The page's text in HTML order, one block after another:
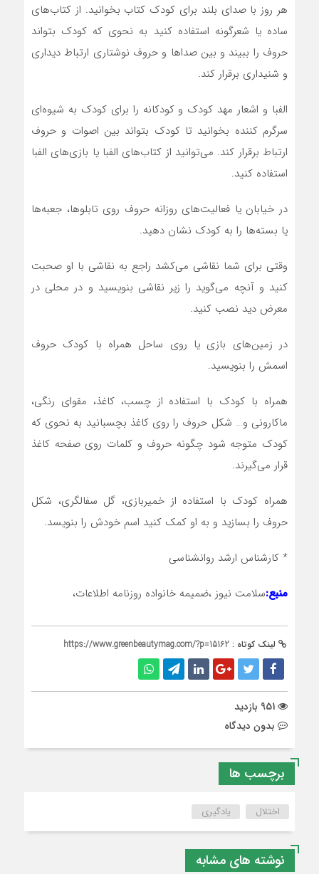
هر روز با صدای بلند برای کودک کتاب بخوانید. از کتاب‌های
ساده یا شعرگونه استفاده کنید به نحوی که کودک بتواند
حروف را ببیند و بین صداها و حروف نوشتاری ارتباط دیداری
و شنیداری برقرار کند‎.‎
الفبا و اشعار مهد کودک و کودکانه را برای کودک به شیوه‌ای
سرگرم کننده بخوانید تا کودک بتواند بین اصوات و حروف
ارتباط برقرار کند. می‌توانید از کتاب‌های الفبا یا بازی‌های الفبا
استفاده کنید‎.‎
در خیابان یا فعالیت‌های روزانه حروف روی تابلوها، جعبه‌ها
یا بسته‌ها را به کودک نشان دهید‎.‎
وقتی برای شما نقاشی می‌کشد راجع به نقاشی با او صحبت
کنید و آنچه می‌گوید را زیر نقاشی بنویسید و در محلی در
معرض دید نصب کنید‎.‎
در زمین‌های بازی یا روی ساحل همراه با کودک حروف
اسمش را بنویسید‎.‎
همراه با کودک با استفاده از چسب، کاغذ، مقوای رنگی،
ماکارونی و… شکل حروف را روی کاغذ بچسبانید به نحوی که
کودک متوجه شود چگونه حروف و کلمات روی صفحه کاغذ
قرار می‌گیرند‎.‎
همراه کودک با استفاده از خمیربازی، گل سفالگری، شکل
حروف را بسازید و به او کمک کنید اسم خودش را بنویسد‎.
* کارشناس ارشد روانشناسی
منبع:سلامت نیوز ،ضمیمه خانواده روزنامه اطلاعات،
لینک کوتاه : https://www.greenbeautymag.com/?p=15162
بدون دیدگاه
برچسب ها
اختلال یادگیری
نوشته های مشابه